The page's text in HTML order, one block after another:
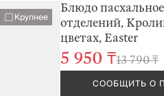
Крупнее
Блюдо
отделений,
цветах, Easter
5 950 ₸13 790 ₸
СООБЩИТЬ О